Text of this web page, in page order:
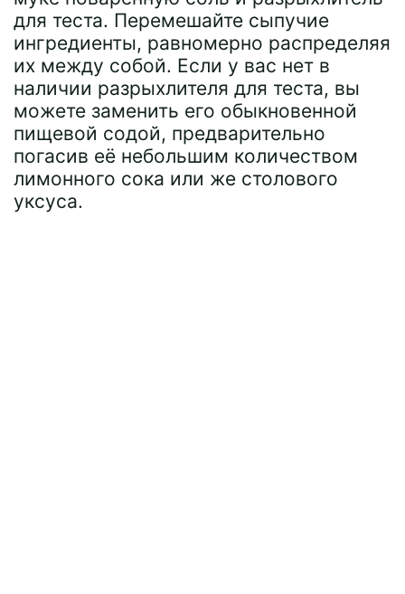
для теста. Перемешайте сыпучие
ингредиенты, равномерно распределяя
их между собой. Если у вас нет в
наличии разрыхлителя для теста, вы
можете заменить его обыкновенной
пищевой содой, предварительно
погасив её небольшим количеством
лимонного сока или же столового
уксуса.